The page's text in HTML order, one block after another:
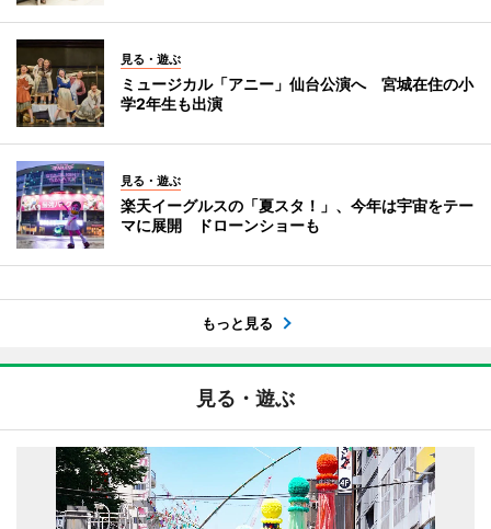
見る・遊ぶ
ミュージカル「アニー」仙台公演へ 宮城在住の小
学2年生も出演
見る・遊ぶ
楽天イーグルスの「夏スタ！」、今年は宇宙をテー
マに展開 ドローンショーも
もっと見る
見る・遊ぶ